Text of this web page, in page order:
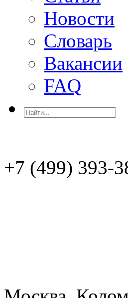
Новости
Словарь
Вакансии
FAQ
+7